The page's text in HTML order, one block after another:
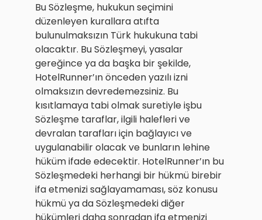
Bu Sözleşme, hukukun seçimini
düzenleyen kurallara atıfta
bulunulmaksızın Türk hukukuna tabi
olacaktır. Bu Sözleşmeyi, yasalar
gereğince ya da başka bir şekilde,
HotelRunner’ın önceden yazılı izni
olmaksızın devredemezsiniz. Bu
kısıtlamaya tabi olmak suretiyle işbu
Sözleşme taraflar, ilgili halefleri ve
devralan tarafları için bağlayıcı ve
uygulanabilir olacak ve bunların lehine
hüküm ifade edecektir. HotelRunner’ın bu
Sözleşmedeki herhangi bir hükmü birebir
ifa etmenizi sağlayamaması, söz konusu
hükmü ya da Sözleşmedeki diğer